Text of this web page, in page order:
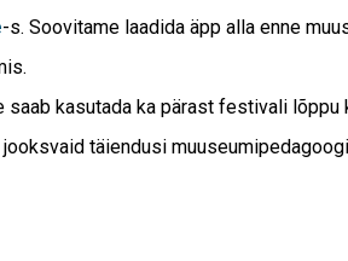
-s. Soovitame laadida äpp alla enne
kasutada ka pärast festivali lõppu
täiendusi